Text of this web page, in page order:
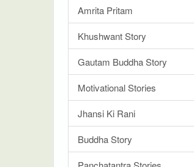
Amrita Pritam
Khushwant Story
Gautam Buddha Story
Motivational Stories
Jhansi Ki Rani
Buddha Story